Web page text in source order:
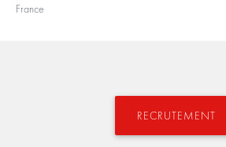
France
RECRUTEMENT